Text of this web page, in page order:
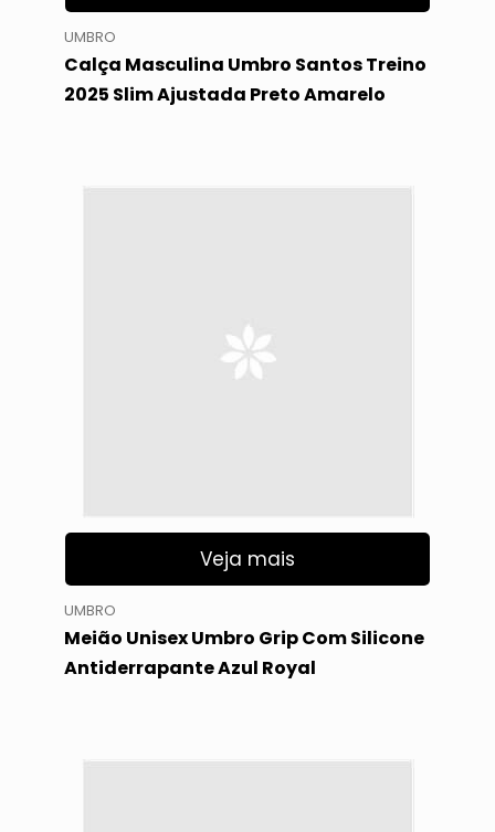
UMBRO
Calça Masculina Umbro Santos Treino
2025 Slim Ajustada Preto Amarelo
Veja mais
UMBRO
Meião Unisex Umbro Grip Com Silicone
Antiderrapante Azul Royal